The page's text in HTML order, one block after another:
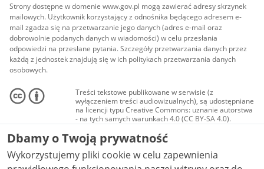
Strony dostępne w domenie www.gov.pl mogą zawierać adresy skrzynek
mailowych. Użytkownik korzystający z odnośnika będącego adresem e-
mail zgadza się na przetwarzanie jego danych (adres e-mail oraz
dobrowolnie podanych danych w wiadomości) w celu przesłania
odpowiedzi na przesłane pytania. Szczegóły przetwarzania danych przez
każdą z jednostek znajdują się w ich politykach przetwarzania danych
osobowych.
Treści tekstowe publikowane w serwisie (z
wyłączeniem treści audiowizualnych), są udostępniane
na licencji typu Creative Commons: uznanie autorstwa
- na tych samych warunkach 4.0 (CC BY-SA 4.0).
Materiały audiowizualne, w tym zdjęcia, materiały
audio i wideo, są udostępniane na licencji typu
Creative Commons: uznanie autorstwa użycie
niekomercyjne - bez utworów zależnych 4.0 (CC BY-
NC-ND 4.0), o ile nie jest to stwierdzone inaczej.
Dbamy o Twoją prywatność
Wykorzystujemy pliki cookie w celu zapewnienia